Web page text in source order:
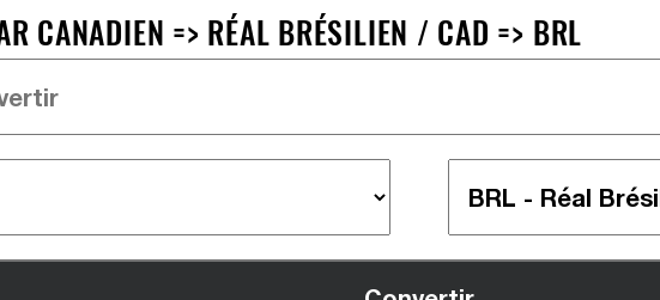
CANADIEN => RÉAL BRÉSILIEN / CAD => BRL